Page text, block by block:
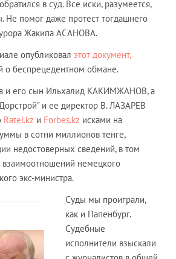
в суд. Все иски, разумеется,
Не помог даже протест тогдашнего
Жакипа АСАНОВА.
опубликовал этот документ,
о беспрецедентном обмане.
и его сын Ильхалид КАКИМЖАНОВ, а
и ее директор В. ЛАЗАРЕВ
Ratel.kz и Forbes.kz исками на
в сотни миллионов тенге,
недостоверных сведений, в том
взаимоотношений немецкого
экс-министра.
Суды мы проиграли,
как и Папенбург.
Судебные
исполнители взыскали